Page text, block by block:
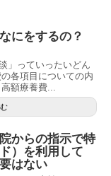
にをするの？
」っていったいどん
各項目についての内
額療養費...
からの指示で特
）を利用して
はない